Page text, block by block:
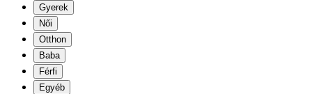
Gyerek
Női
Otthon
Baba
Férfi
Egyéb